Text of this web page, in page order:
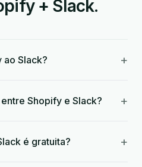
+ Slack.
Slack? +
Shopify e Slack? +
é gratuita? +